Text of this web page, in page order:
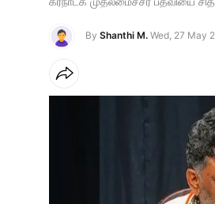
By Shanthi M. Wed, 27 May